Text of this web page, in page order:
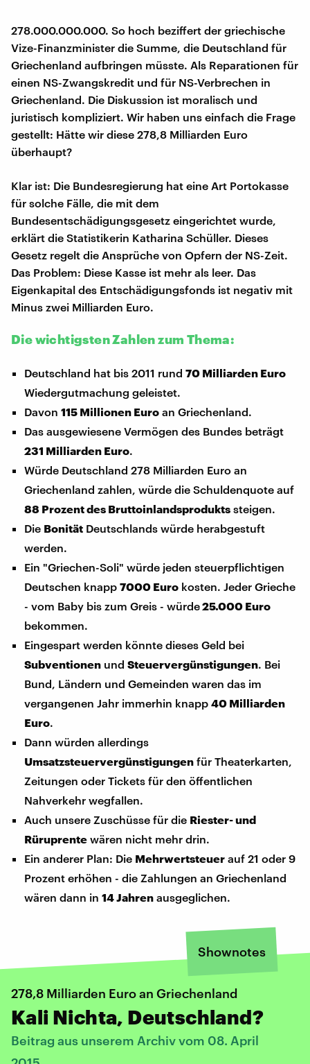
278.000.000.000. So hoch beziffert der griechische
Vize-Finanzminister die Summe, die Deutschland für
Griechenland aufbringen müsste. Als Reparationen für
einen NS-Zwangskredit und für NS-Verbrechen in
Griechenland. Die Diskussion ist moralisch und
juristisch kompliziert. Wir haben uns einfach die Frage
gestellt: Hätte wir diese 278,8 Milliarden Euro
überhaupt?
Klar ist: Die Bundesregierung hat eine Art Portokasse
für solche Fälle, die mit dem
Bundesentschädigungsgesetz eingerichtet wurde,
erklärt die Statistikerin Katharina Schüller. Dieses
Gesetz regelt die Ansprüche von Opfern der NS-Zeit.
Das Problem: Diese Kasse ist mehr als leer. Das
Eigenkapital des Entschädigungsfonds ist negativ mit
Minus zwei Milliarden Euro.
Die wichtigsten Zahlen zum Thema:
Deutschland hat bis 2011 rund70 Milliarden Euro
Wiedergutmachung geleistet.
Davon115 Millionen Euro an Griechenland.
Das ausgewiesene Vermögen des Bundes beträgt
231 Milliarden Euro.
Würde Deutschland 278 Milliarden Euro an
Griechenland zahlen, würde die Schuldenquote auf
88 Prozent des Bruttoinlandsprodukts steigen.
Die Bonität Deutschlands würde herabgestuft
werden.
Ein "Griechen-Soli" würde jeden steuerpflichtigen
Deutschen knapp7000 Euro kosten. Jeder Grieche
- vom Baby bis zum Greis - würde25.000 Euro
bekommen.
Eingespart werden könnte dieses Geld bei
Subventionen undSteuervergünstigungen. Bei
Bund, Ländern und Gemeinden waren das im
vergangenen Jahr immerhin knapp40 Milliarden
Euro.
Dann würden allerdings
Umsatzsteuervergünstigungen für Theaterkarten,
Zeitungen oder Tickets für den öffentlichen
Nahverkehr wegfallen.
Auch unsere Zuschüsse für die Riester- und
Rüruprente wären nicht mehr drin.
Ein anderer Plan: Die Mehrwertsteuer auf 21 oder 9
Prozent erhöhen - die Zahlungen an Griechenland
wären dann in14 Jahren ausgeglichen.
Shownotes
​278,8 Milliarden Euro an Griechenland
Kali Nichta, Deutschland?
Beitrag aus unserem Archiv vom 08. April